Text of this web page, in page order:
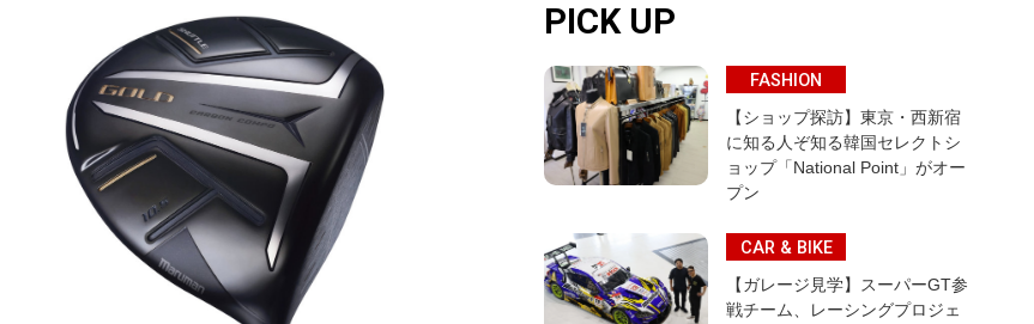
PICK UP
FASHION
【ショップ探訪】東京・西新宿
に知る人ぞ知る韓国セレクトシ
ョップ「National Point」がオー
プン
CAR & BIKE
【ガレージ見学】スーパーGT参
戦チーム、レーシングプロジェ